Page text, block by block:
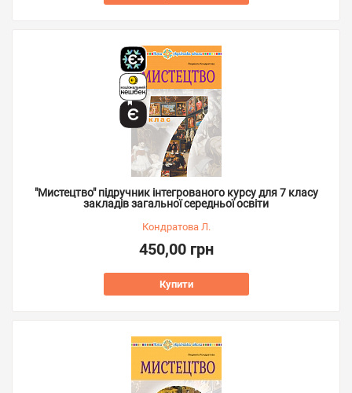
"Мистецтво" підручник інтегрованого курсу для 7 класу
закладів загальної середньої освіти
Кондратова Л.
450,00 грн
Купити